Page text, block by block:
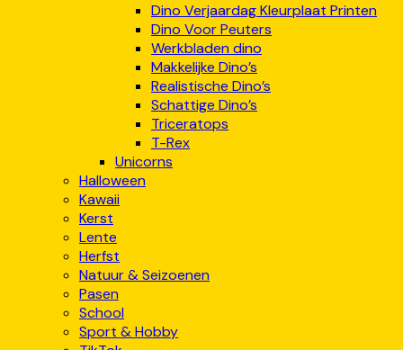
Dino Verjaardag Kleurplaat Printen
Dino Voor Peuters
Werkbladen dino
Makkelijke Dino’s
Realistische Dino’s
Schattige Dino’s
Triceratops
T-Rex
Unicorns
Halloween
Kawaii
Kerst
Lente
Herfst
Natuur & Seizoenen
Pasen
School
Sport & Hobby